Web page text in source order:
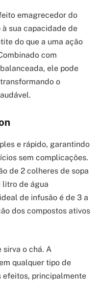
emagrecedor do
sua capacidade de
do que a uma ação
com
ele pode
o
e rápido, garantindo
sem complicações.
de 2 colheres de sopa
litro de água
de infusão é de 3 a
dos compostos ativos
sirva o chá. A
qualquer tipo de
efeitos, principalmente